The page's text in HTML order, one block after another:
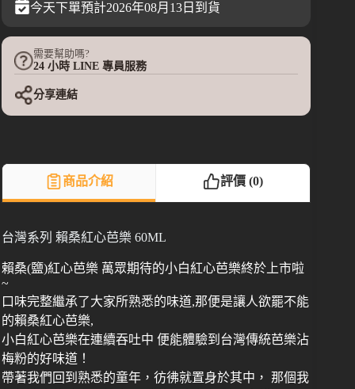
今天下單預計2026年08月13日到貨
需要幫助嗎?
24 小時 LINE 專員服務
分享連結
商品介紹 評價 (0)
台灣系列 賴桑紅心芭樂 60ML
賴桑(鹽)紅心芭樂 萬眾期待的小白紅心芭樂終於上市啦
~
口味完整繼承了大家所熟悉的味道,那便是讓人欲罷不能
的賴桑紅心芭樂,
小白紅心芭樂在連續吞吐中 便能體驗到台灣傳統芭樂沾
梅粉的好味道！
帶著我們回到熟悉的童年，彷彿就置身於其中， 那個我